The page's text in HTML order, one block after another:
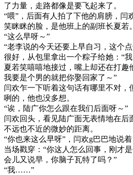
了力量，走路都像是要飞起来了。
“喂”，后面有人拍了下他的肩膀，闫
笑眯眯的脸，是他班上的副班长夏若。
“这么早呀～”
“老李说的今天还要上早自习，这个
很好，从包里拿出一个粽子给她：“
夏若笑嘻嘻地接过，嘴上却还在打趣
我要是个男的就把你娶回家了～”
闫欢乍一下听着这句话有哪里不对，
咧的，他也没多想。
“诶，陆广你怎么跟在我们后面呀～”
闫欢回头，看见陆广面无表情地在后
不远也不近的微妙的距离。
“你也来这么早呀”，闫欢g巴巴地说
当场戳穿：“你这人怎么回事，刚才
会儿又说早，你脑子瓦特了吗？”
“我……”